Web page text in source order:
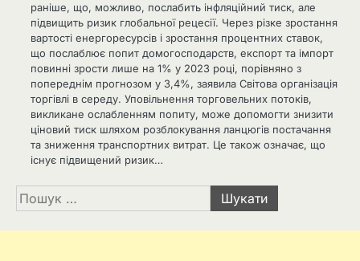
раніше, що, можливо, послабить інфляційний тиск, але
підвищить ризик глобальної рецесії. Через різке зростання
вартості енергоресурсів і зростання процентних ставок,
що послаблює попит домогосподарств, експорт та імпорт
повинні зрости лише на 1% у 2023 році, порівняно з
попереднім прогнозом у 3,4%, заявила Світова організація
торгівлі в середу. Уповільнення торговельних потоків,
викликане ослабленням попиту, може допомогти знизити
ціновий тиск шляхом розблокування ланцюгів постачання
та зниження транспортних витрат. Це також означає, що
існує підвищений ризик…
Пошук: